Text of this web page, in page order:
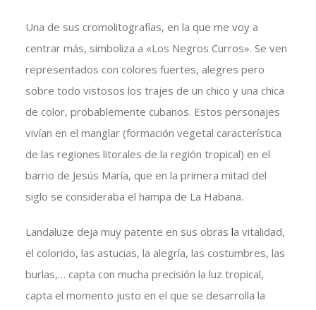
Una de sus cromolitografías, en la que me voy a
centrar más, simboliza a «Los Negros Curros». Se ven
representados con colores fuertes, alegres pero
sobre todo vistosos los trajes de un chico y una chica
de color, probablemente cubanos. Estos personajes
vivían en el manglar (formación vegetal característica
de las regiones litorales de la región tropical) en el
barrio de Jesús María, que en la primera mitad del
siglo se consideraba el hampa de La Habana.
Landaluze deja muy patente en sus obras la vitalidad,
el colorido, las astucias, la alegría, las costumbres, las
burlas,… capta con mucha precisión la luz tropical,
capta el momento justo en el que se desarrolla la